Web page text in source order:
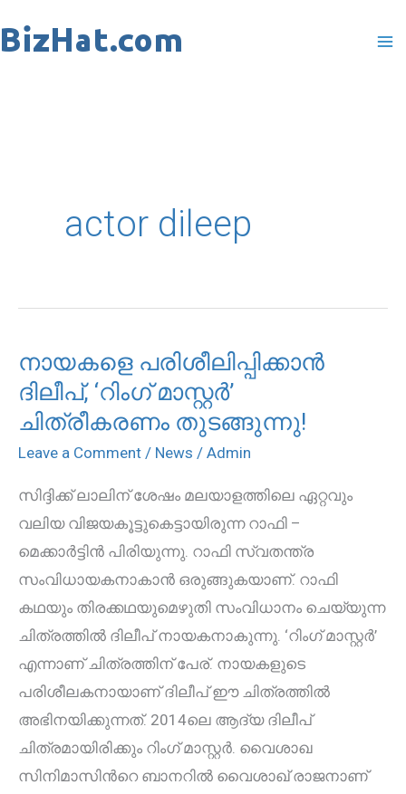
to
actor dileep
നായകളെ പരിശീലിപ്പിക്കാന്‍
ദിലീപ്, ‘റിംഗ് മാസ്റ്റര്‍’
ചിത്രീകരണം തുടങ്ങുന്നു!
Leave a Comment / News / Admin
സിദ്ദിക്ക് ലാലിന് ശേഷം മലയാളത്തിലെ ഏറ്റവും
വലിയ വിജയകൂട്ടുകെട്ടായിരുന്ന റാഫി –
മെക്കാര്‍ട്ടിന്‍ പിരിയുന്നു. റാഫി സ്വതന്ത്ര
സംവിധായകനാകാന്‍ ഒരുങ്ങുകയാണ്. റാഫി
കഥയും തിരക്കഥയുമെഴുതി സംവിധാനം ചെയ്യുന്ന
ചിത്രത്തില്‍ ദിലീപ് നായകനാകുന്നു. ‘റിംഗ് മാസ്റ്റര്‍’
എന്നാണ് ചിത്രത്തിന് പേര്. നായകളുടെ
പരിശീലകനായാണ് ദിലീപ് ഈ ചിത്രത്തില്‍
അഭിനയിക്കുന്നത്. 2014ലെ ആദ്യ ദിലീപ്
ചിത്രമായിരിക്കും റിംഗ് മാസ്റ്റര്‍. വൈശാഖ
സിനിമാസിന്‍റെ ബാനറില്‍ വൈശാഖ് രാജനാണ്
നായകളെ
പരിശീലിപ്പിക്കാന്‍
ദിലീപ്,
‘റിംഗ്
ചിത്രീകരണം
തുടങ്ങുന്നു!